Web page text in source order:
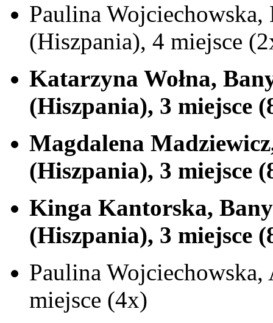
Paulina
(Hiszpania), 4 miejsce
Katarzyna Wołna,
(Hiszpania), 3 miejsce
Magdalena
(Hiszpania), 3 miejsce
Kinga Kantorska,
(Hiszpania), 3 miejsce
Paulina
miejsce (4x)